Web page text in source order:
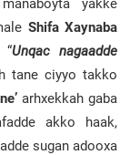
yakke
Shifa Xaynaba
“Unqac nagaadde
tane ciyyo takko
arhxekkah gaba
akko haak,
sugan adooxa